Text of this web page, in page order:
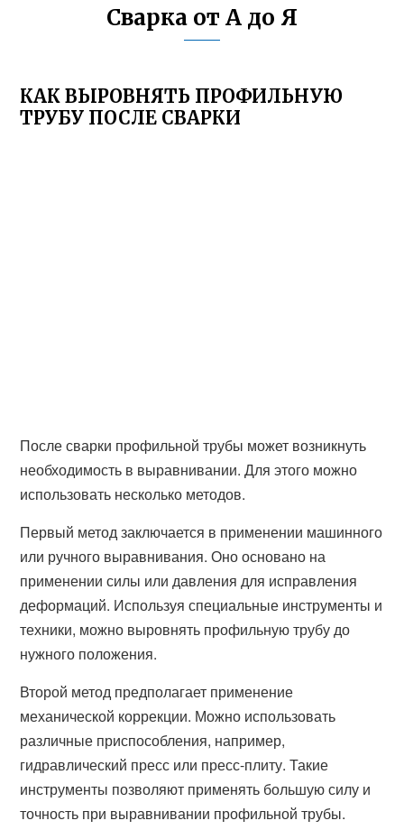
Сварка от А до Я
КАК ВЫРОВНЯТЬ ПРОФИЛЬНУЮ
ТРУБУ ПОСЛЕ СВАРКИ
После сварки профильной трубы может возникнуть
необходимость в выравнивании. Для этого можно
использовать несколько методов.
Первый метод заключается в применении машинного
или ручного выравнивания. Оно основано на
применении силы или давления для исправления
деформаций. Используя специальные инструменты и
техники, можно выровнять профильную трубу до
нужного положения.
Второй метод предполагает применение
механической коррекции. Можно использовать
различные приспособления, например,
гидравлический пресс или пресс-плиту. Такие
инструменты позволяют применять большую силу и
точность при выравнивании профильной трубы.